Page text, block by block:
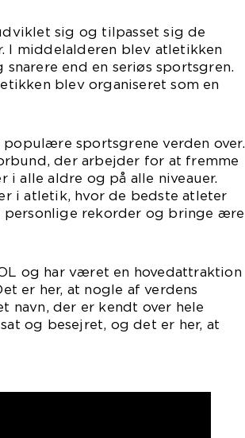
sig og tilpasset sig de
middelalderen blev atletikken
end en seriøs sportsgren.
blev organiseret som en
sportsgrene verden over.
der arbejder for at fremme
alle aldre og på alle niveauer.
i atletik, hvor de bedste atleter
personlige rekorder og bringe ære
og har været en hovedattraktion
er her, at nogle af verdens
navn, der er kendt over hele
og besejret, og det er her, at